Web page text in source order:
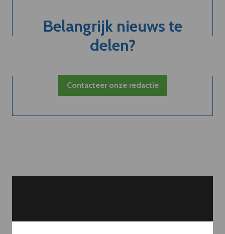
Belangrijk nieuws te
delen?
Contacteer onze redactie